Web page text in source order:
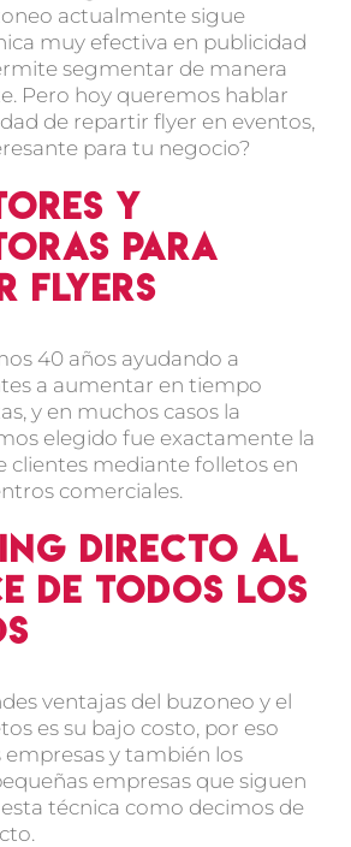
actualmente sigue
muy efectiva en publicidad
segmentar de manera
Pero hoy queremos hablar
de repartir flyer en eventos,
para tu negocio?
y
para
flyers
40 años ayudando a
a aumentar en tiempo
y en muchos casos la
elegido fue exactamente la
clientes mediante folletos en
comerciales.
directo al
de todos los
ventajas del buzoneo y el
es su bajo costo, por eso
empresas y también los
empresas que siguen
técnica como decimos de